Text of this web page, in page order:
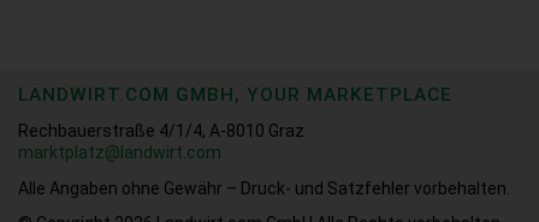
LANDWIRT.COM GMBH, YOUR MARKETPLACE
Rechbauerstraße 4/1/4, A-8010 Graz
marktplatz@landwirt.com
Alle Angaben ohne Gewähr – Druck- und Satzfehler vorbehalten.